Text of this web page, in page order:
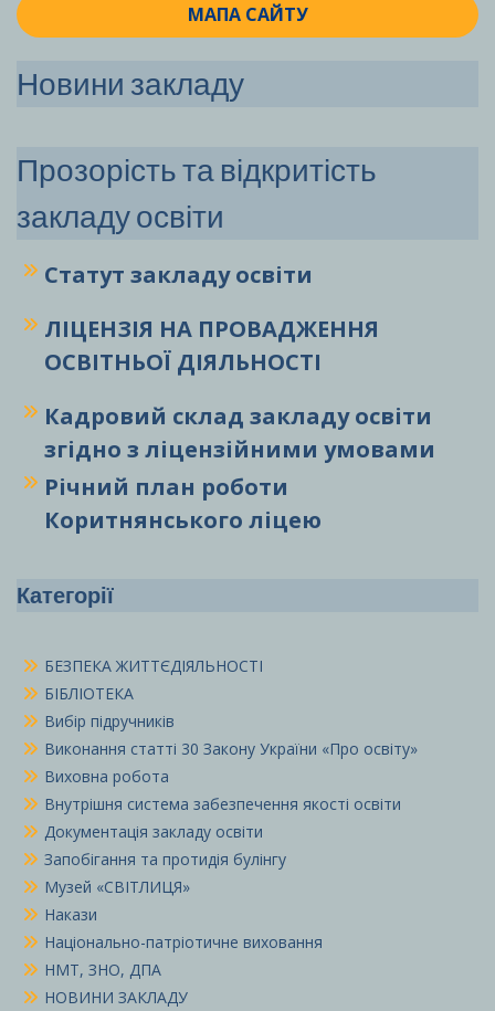
МАПА САЙТУ
Новини закладу
Прозорість та відкритість
закладу освіти
Статут закладу освіти
ЛІЦЕНЗІЯ НА ПРОВАДЖЕННЯ
ОСВІТНЬОЇ ДІЯЛЬНОСТІ
Кадровий склад закладу освіти
згідно з ліцензійними умовами
Річний план роботи
Коритнянського ліцею
Категорії
БЕЗПЕКА ЖИТТЄДІЯЛЬНОСТІ
БІБЛІОТЕКА
Вибір підручників
Виконання статті 30 Закону України «Про освіту»
Виховна робота
Внутрішня система забезпечення якості освіти
Документація закладу освіти
Запобігання та протидія булінгу
Музей «СВІТЛИЦЯ»
Накази
Національно-патріотичне виховання
НМТ, ЗНО, ДПА
НОВИНИ ЗАКЛАДУ